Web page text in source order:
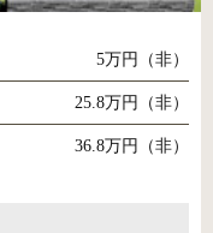
5万円（非）
25.8万円（非）
36.8万円（非）